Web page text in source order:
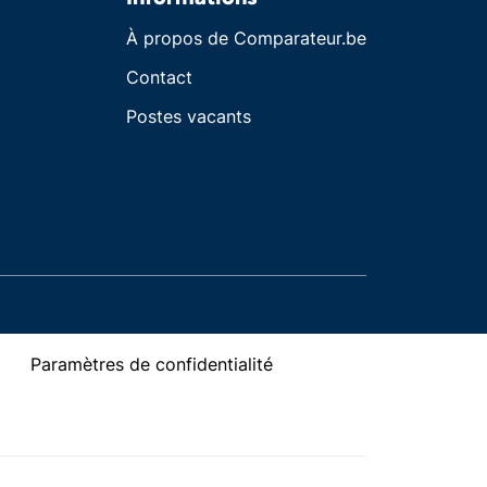
À propos de Comparateur.be
Contact
Postes vacants
Paramètres de confidentialité